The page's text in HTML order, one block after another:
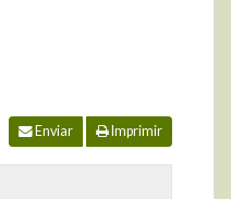
Enviar Imprimir